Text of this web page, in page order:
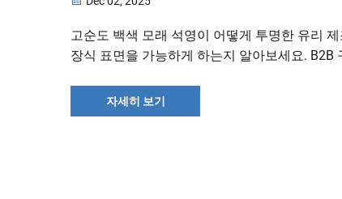
고순도 백색 모래 석영이 어떻게 투명한 유리
장식 표면을 가능하게 하는지 알아보세요. B2B
가의 지침을 지금 바로 받아보세요.
자세히 보기